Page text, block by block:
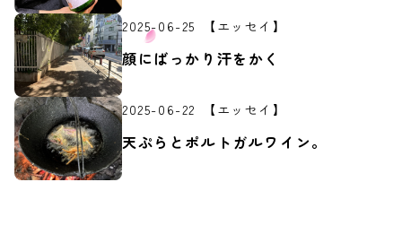
2025-06-25 【エッセイ】
顔にばっかり汗をかく
2025-06-22 【エッセイ】
天ぷらとポルトガルワイン。